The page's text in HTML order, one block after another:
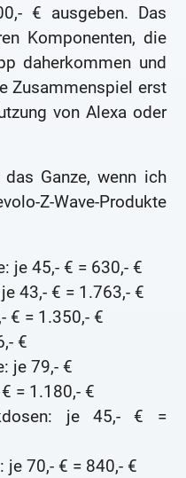
€ ausgeben. Das
Komponenten, die
daherkommen und
Zusammenspiel erst
von Alexa oder
Ganze, wenn ich
Z-Wave-Produkte
je 45,- € = 630,- €
43,- € = 1.763,- €
€ = 1.350,- €
€
je 79,- €
= 1.180,- €
je 45,- € =
je 70,- € = 840,- €